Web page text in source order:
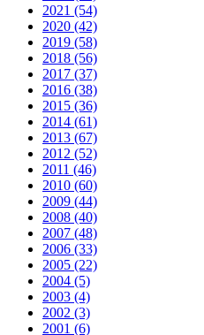
2021 (54)
2020 (42)
2019 (58)
2018 (56)
2017 (37)
2016 (38)
2015 (36)
2014 (61)
2013 (67)
2012 (52)
2011 (46)
2010 (60)
2009 (44)
2008 (40)
2007 (48)
2006 (33)
2005 (22)
2004 (5)
2003 (4)
2002 (3)
2001 (6)